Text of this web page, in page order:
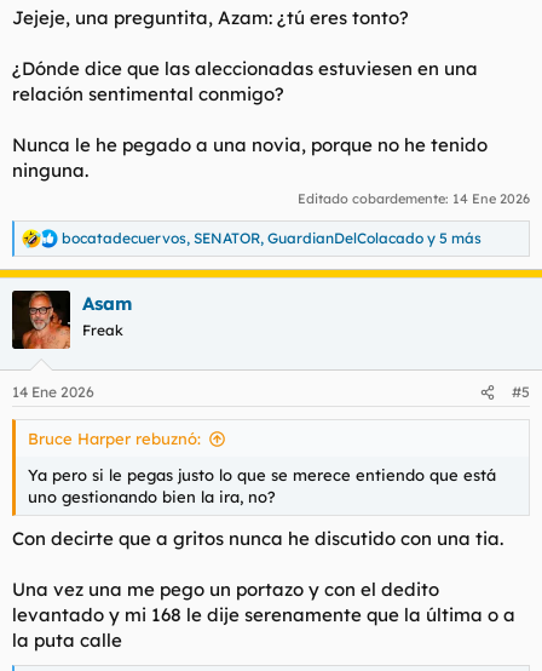
:
Jejeje, una preguntita, Azam: ¿tú eres tonto?
¿Dónde dice que las aleccionadas estuviesen en una
relación sentimental conmigo?
Nunca le he pegado a una novia, porque no he tenido
ninguna.
Editado cobardemente: 14 Ene 2026
R
e
a
i
e
s
bocatadecuervos, SENATOR, GuardianDelColacado y 5 más
Asam
Freak
14 Ene 2026 #5
Bruce Harper rebuznó:
Ya pero si le pegas justo lo que se merece entiendo que está
uno gestionando bien la ira, no?
Con decirte que a gritos nunca he discutido con una tia.
Una vez una me pego un portazo y con el dedito
levantado y mi 168 le dije serenamente que la última o a
la puta calle